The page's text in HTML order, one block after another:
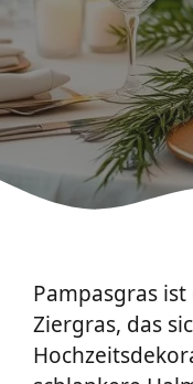
Pampasgras
Ziergras, das